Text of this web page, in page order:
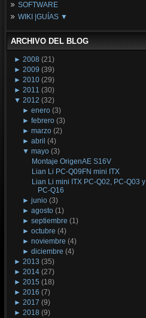
Refrigeración
Tarjetas Gráficas
Redes
Configuraciones Ordenadores
Guías de Compras
SOFTWARE
WIKI |GUÍAS ▼
Wikipedia
ARCHIVO DEL BLOG
► 2008 (21)
► 2009 (39)
► 2010 (29)
► 2011 (30)
▼ 2012 (32)
►enero (3)
►febrero (3)
►marzo (2)
►abril (4)
▼mayo (3)
Montaje OrigenAE S16V
Lian Li PC-Q09FN mini ITX
Lian Li mini ITX PC-Q02, PC-Q03 y
PC-Q16
►junio (3)
►agosto (1)
►septiembre (1)
►octubre (4)
►noviembre (4)
►diciembre (4)
► 2013 (35)
► 2014 (27)
► 2015 (18)
► 2016 (7)
► 2017 (9)
► 2018 (9)